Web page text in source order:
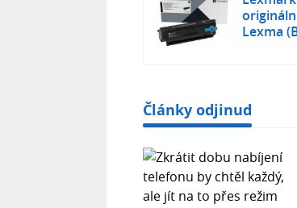
Lexma
Články odjinud